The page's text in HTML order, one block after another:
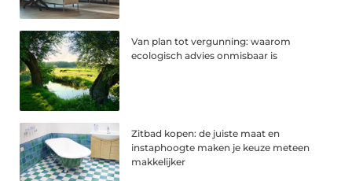
Van plan tot vergunning: waarom
ecologisch advies onmisbaar is
Zitbad kopen: de juiste maat en
instaphoogte maken je keuze meteen
makkelijker